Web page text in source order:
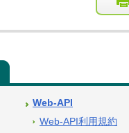
Web-API
Web-API利用規約